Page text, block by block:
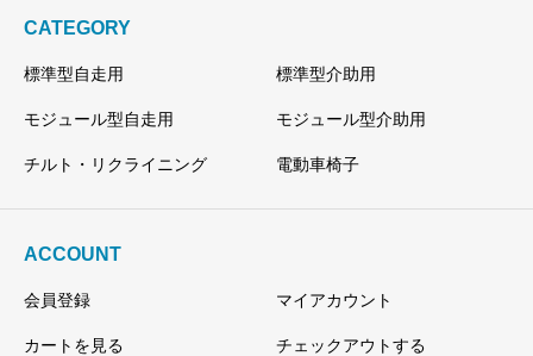
CATEGORY
標準型自走用 標準型介助用
モジュール型自走用 モジュール型介助用
チルト・リクライニング 電動車椅子
ACCOUNT
会員登録 マイアカウント
カートを見る チェックアウトする